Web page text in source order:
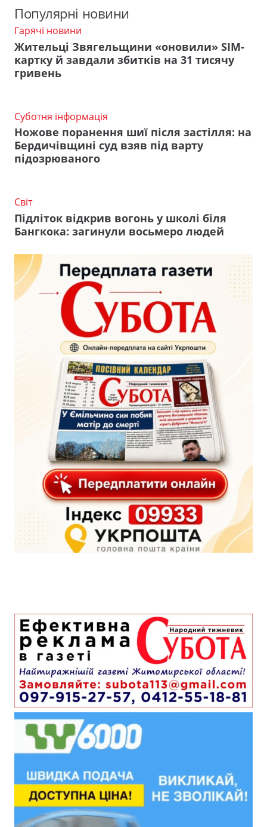
Популярні новини
Гарячі новини
Жительці Звягельщини «оновили» SIM-
картку й завдали збитків на 31 тисячу
гривень
Суботня інформація
Ножове поранення шиї після застілля: на
Бердичівщині суд взяв під варту
підозрюваного
Світ
Підліток відкрив вогонь у школі біля
Бангкока: загинули восьмеро людей